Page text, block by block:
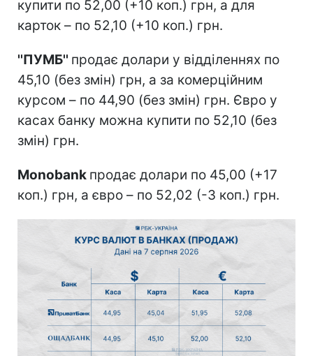
купити по 52,00 (+10 коп.) грн, а для
карток – по 52,10 (+10 коп.) грн.
''ПУМБ'' продає долари у відділеннях по
45,10 (без змін) грн, а за комерційним
курсом – по 44,90 (без змін) грн. Євро у
касах банку можна купити по 52,10 (без
змін) грн.
Monobank продає долари по 45,00 (+17
коп.) грн, а євро – по 52,02 (-3 коп.) грн.